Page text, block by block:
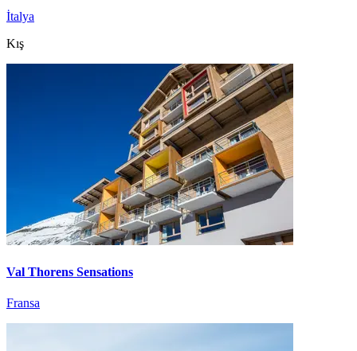
İtalya
Kış
Val Thorens Sensations
Fransa